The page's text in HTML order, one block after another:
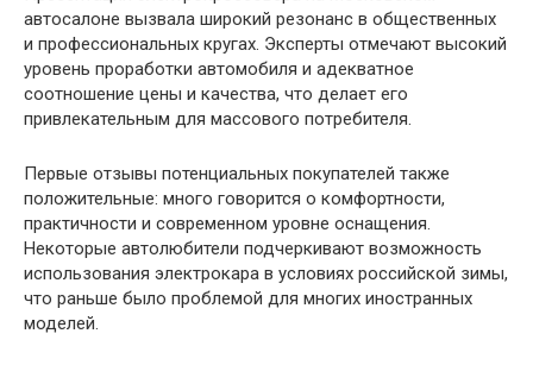
автосалоне вызвала широкий резонанс в общественных
и профессиональных кругах. Эксперты отмечают высокий
уровень проработки автомобиля и адекватное
соотношение цены и качества, что делает его
привлекательным для массового потребителя.
Первые отзывы потенциальных покупателей также
положительные: много говорится о комфортности,
практичности и современном уровне оснащения.
Некоторые автолюбители подчеркивают возможность
использования электрокара в условиях российской зимы,
что раньше было проблемой для многих иностранных
моделей.